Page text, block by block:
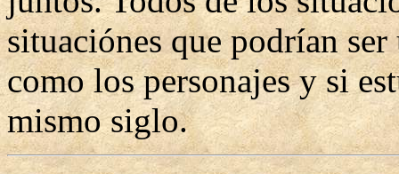
situaciónes que podrían
como los personajes y si
mismo siglo.